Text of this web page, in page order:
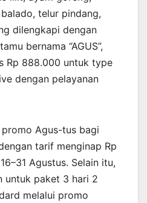
telur pindang,
dilengkapi dengan
bernama “AGUS”,
Rp 888.000 untuk type
dengan pelayanan
Agus-tus bagi
tarif menginap Rp
Agustus. Selain itu,
untuk paket 3 hari 2
melalui promo